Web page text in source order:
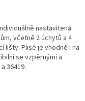
nastavitená
včetně 2 úchytů a 4
lišty. Plisé je vhodné i na
se vzpěrnými a
36419.